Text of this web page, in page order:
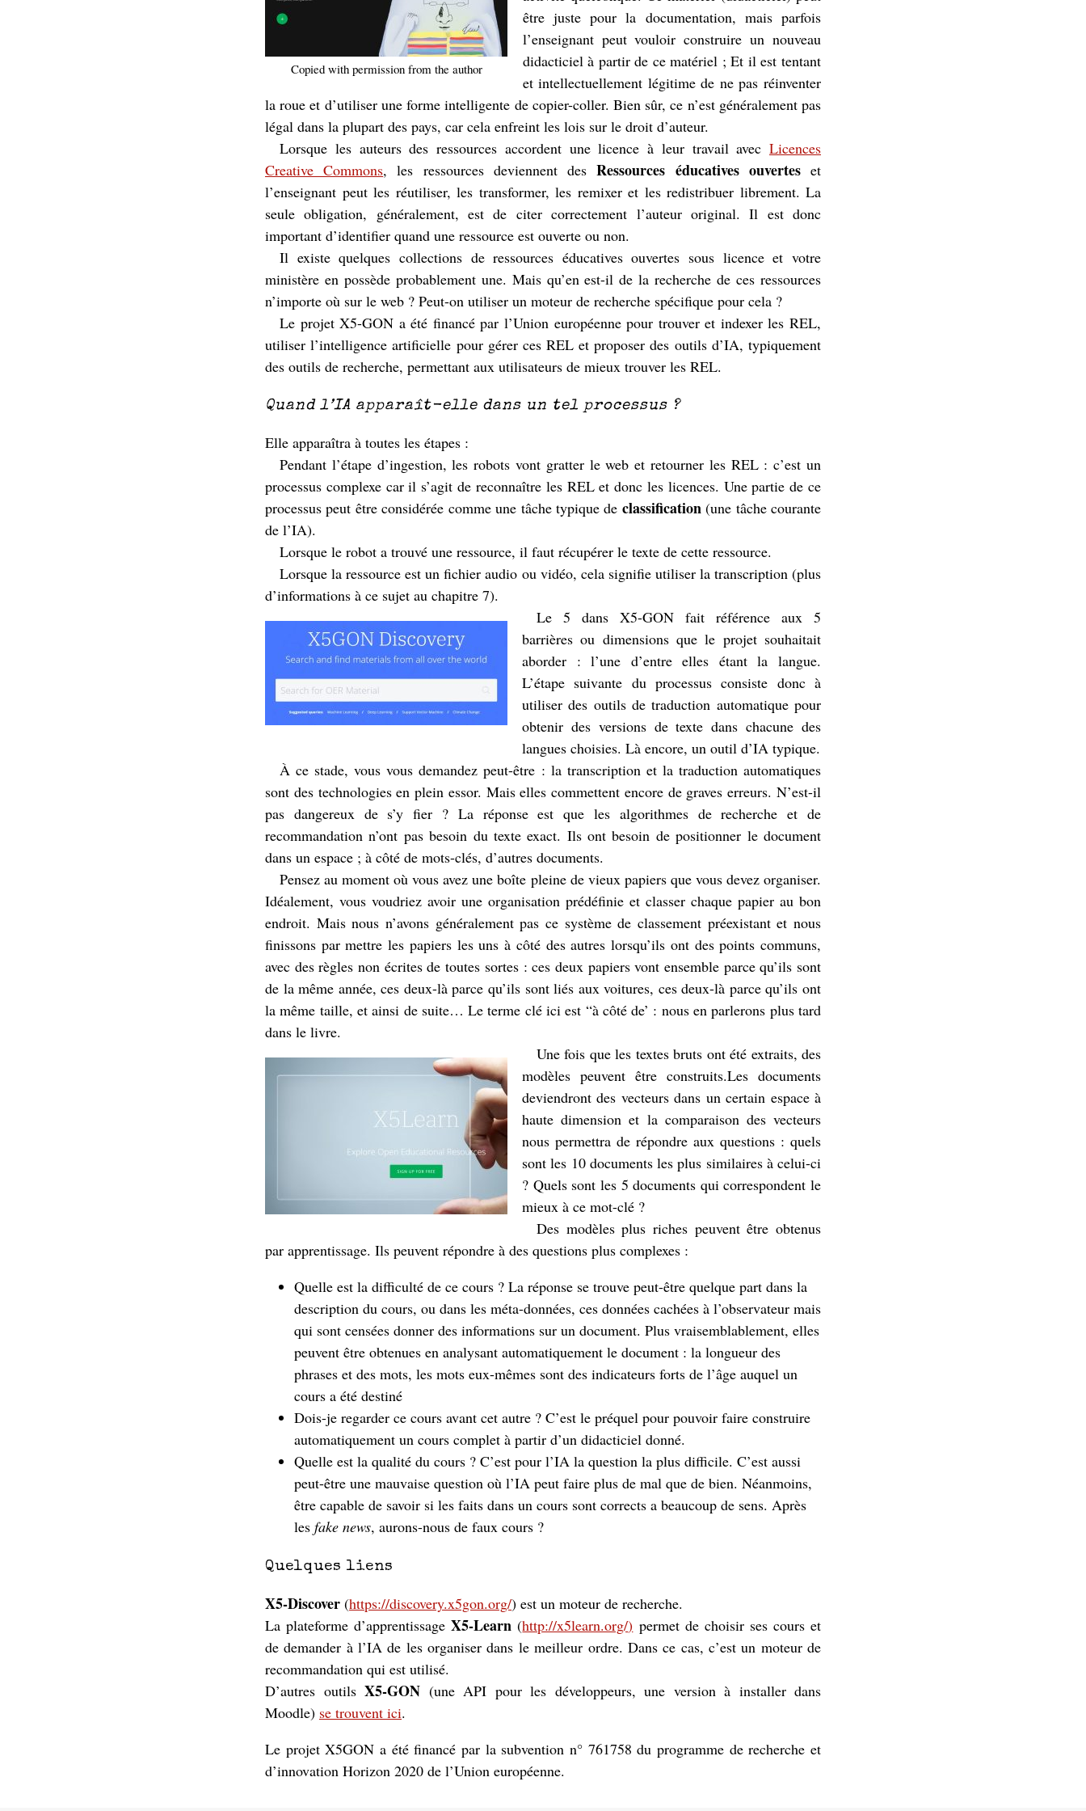
Copied with permission from the author
être juste pour la documentation, mais parfois
l’enseignant peut vouloir construire un nouveau
didacticiel à partir de ce matériel ; Et il est tentant
et intellectuellement légitime de ne pas réinventer
la roue et d’utiliser une forme intelligente de copier-coller. Bien sûr, ce n’est généralement pas
légal dans la plupart des pays, car cela enfreint les lois sur le droit d’auteur.
Lorsque les auteurs des ressources accordent une licence à leur travail avec Licences
Creative Commons, les ressources deviennent desRessources éducatives ouverteset
l’enseignant peut les réutiliser, les transformer, les remixer et les redistribuer librement. La
seule obligation, généralement, est de citer correctement l’auteur original. Il est donc
important d’identifier quand une ressource est ouverte ou non.
Il existe quelques collections de ressources éducatives ouvertes sous licence et votre
ministère en possède probablement une. Mais qu’en est-il de la recherche de ces ressources
n’importe où sur le web ? Peut-on utiliser un moteur de recherche spécifique pour cela ?
Le projet X5-GON a été financé par l’Union européenne pour trouver et indexer les REL,
utiliser l’intelligence artificielle pour gérer ces REL et proposer des outils d’IA, typiquement
des outils de recherche, permettant aux utilisateurs de mieux trouver les REL.
Quand l’IA apparaît-elle dans un tel processus ?
Elle apparaîtra à toutes les étapes :
Pendant l’étape d’ingestion, les robots vont gratter le web et retourner les REL : c’est un
processus complexe car il s’agit de reconnaître les REL et donc les licences. Une partie de ce
processus peut être considérée comme une tâche typique de classification(une tâche courante
de l’IA).
Lorsque le robot a trouvé une ressource, il faut récupérer le texte de cette ressource.
Lorsque la ressource est un fichier audio ou vidéo, cela signifie utiliser la transcription (plus
d’informations à ce sujet au chapitre 7).
Le 5 dans X5-GON fait référence aux 5
barrières ou dimensions que le projet souhaitait
aborder : l’une d’entre elles étant la langue.
L’étape suivante du processus consiste donc à
utiliser des outils de traduction automatique pour
obtenir des versions de texte dans chacune des
langues choisies. Là encore, un outil d’IA typique.
À ce stade, vous vous demandez peut-être : la transcription et la traduction automatiques
sont des technologies en plein essor. Mais elles commettent encore de graves erreurs. N’est-il
pas dangereux de s’y fier ? La réponse est que les algorithmes de recherche et de
recommandation n’ont pas besoin du texte exact. Ils ont besoin de positionner le document
dans un espace ; à côté de mots-clés, d’autres documents.
Pensez au moment où vous avez une boîte pleine de vieux papiers que vous devez organiser.
Idéalement, vous voudriez avoir une organisation prédéfinie et classer chaque papier au bon
endroit. Mais nous n’avons généralement pas ce système de classement préexistant et nous
finissons par mettre les papiers les uns à côté des autres lorsqu’ils ont des points communs,
avec des règles non écrites de toutes sortes : ces deux papiers vont ensemble parce qu’ils sont
de la même année, ces deux-là parce qu’ils sont liés aux voitures, ces deux-là parce qu’ils ont
la même taille, et ainsi de suite… Le terme clé ici est “à côté de’ : nous en parlerons plus tard
dans le livre.
Une fois que les textes bruts ont été extraits, des
modèles peuvent être construits.Les documents
deviendront des vecteurs dans un certain espace à
haute dimension et la comparaison des vecteurs
nous permettra de répondre aux questions : quels
sont les 10 documents les plus similaires à celui-ci
? Quels sont les 5 documents qui correspondent le
mieux à ce mot-clé ?
Des modèles plus riches peuvent être obtenus
par apprentissage. Ils peuvent répondre à des questions plus complexes :
Quelle est la difficulté de ce cours ? La réponse se trouve peut-être quelque part dans la
description du cours, ou dans les méta-données, ces données cachées à l’observateur mais
qui sont censées donner des informations sur un document. Plus vraisemblablement, elles
peuvent être obtenues en analysant automatiquement le document : la longueur des
phrases et des mots, les mots eux-mêmes sont des indicateurs forts de l’âge auquel un
cours a été destiné
Dois-je regarder ce cours avant cet autre ? C’est le préquel pour pouvoir faire construire
automatiquement un cours complet à partir d’un didacticiel donné.
Quelle est la qualité du cours ? C’est pour l’IA la question la plus difficile. C’est aussi
peut-être une mauvaise question où l’IA peut faire plus de mal que de bien. Néanmoins,
être capable de savoir si les faits dans un cours sont corrects a beaucoup de sens. Après
les fake news, aurons-nous de faux cours ?
Quelques liens
X5-Discover (https://discovery.x5gon.org/) est un moteur de recherche.
La plateforme d’apprentissageX5-Learn (http://x5learn.org/) permet de choisir ses cours et
de demander à l’IA de les organiser dans le meilleur ordre. Dans ce cas, c’est un moteur de
recommandation qui est utilisé.
D’autres outils X5-GON (une API pour les développeurs, une version à installer dans
Moodle) se trouvent ici.
Le projet X5GON a été financé par la subvention n° 761758 du programme de recherche et
d’innovation Horizon 2020 de l’Union européenne.